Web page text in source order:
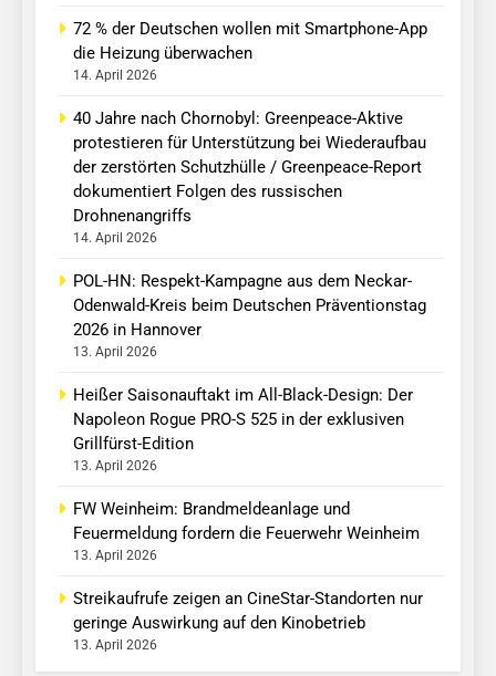
72 % der Deutschen wollen mit Smartphone-App
die Heizung überwachen
14. April 2026
40 Jahre nach Chornobyl: Greenpeace-Aktive
protestieren für Unterstützung bei Wiederaufbau
der zerstörten Schutzhülle / Greenpeace-Report
dokumentiert Folgen des russischen
Drohnenangriffs
14. April 2026
POL-HN: Respekt-Kampagne aus dem Neckar-
Odenwald-Kreis beim Deutschen Präventionstag
2026 in Hannover
13. April 2026
Heißer Saisonauftakt im All-Black-Design: Der
Napoleon Rogue PRO-S 525 in der exklusiven
Grillfürst-Edition
13. April 2026
FW Weinheim: Brandmeldeanlage und
Feuermeldung fordern die Feuerwehr Weinheim
13. April 2026
Streikaufrufe zeigen an CineStar-Standorten nur
geringe Auswirkung auf den Kinobetrieb
13. April 2026